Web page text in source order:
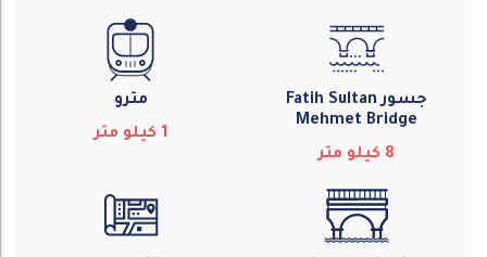
جسور Fatih Sultan
Mehmet Bridge
8 كيلو متر
مترو
1 كيلو متر